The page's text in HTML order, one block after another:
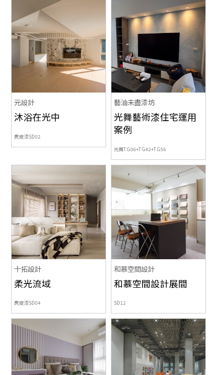
元設計
沐浴在光中
麂皮漆SD02
藝油未盡漆坊
光舞藝術漆住宅運用
案例
光舞TG06+TG42+TG56
十拓設計
柔光流域
麂皮漆SD04
和慕空間設計
和慕空間設計展間
SD12